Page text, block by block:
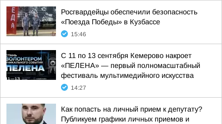
Росгвардейцы обеспечили безопасность
«Поезда Победы» в Кузбассе
15:46
С 11 по 13 сентября Кемерово накроет
«ПЕЛЕНА» — первый полномасштабный
фестиваль мультимедийного искусства
14:27
Как попасть на личный прием к депутату?
Публикуем графики личных приемов и